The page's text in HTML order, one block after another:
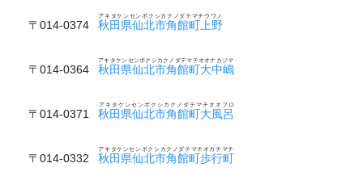
〒014-0374 秋田県仙北市角館町上野
アキタケンセンボクシカクノダテマチウワノ
〒014-0364 秋田県仙北市角館町大中嶋
アキタケンセンボクシカクノダテマチオオナカジマ
〒014-0371 秋田県仙北市角館町大風呂
アキタケンセンボクシカクノダテマチオオフロ
〒014-0332 秋田県仙北市角館町歩行町
アキタケンセンボクシカクノダテマチオカチマチ